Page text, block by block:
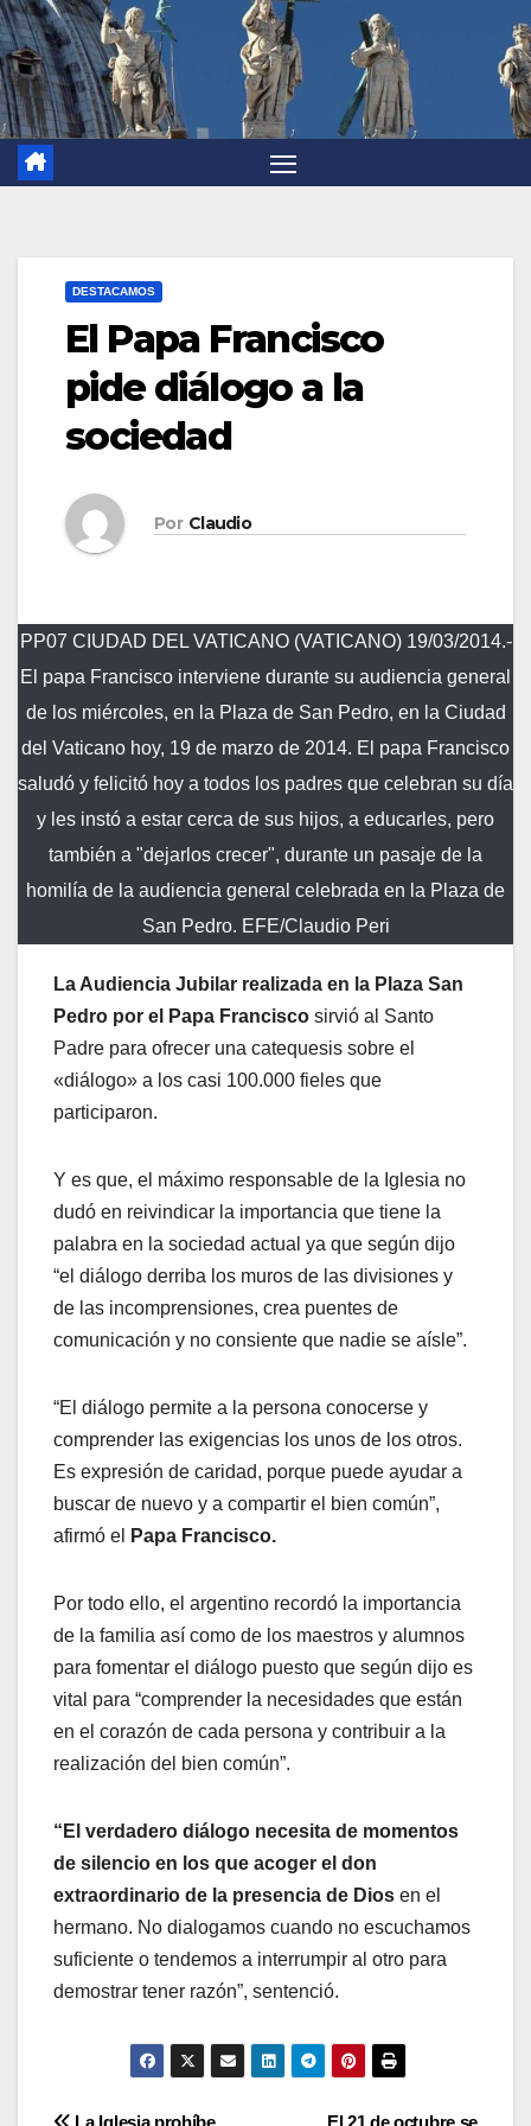
DESTACAMOS
El Papa Francisco
pide diálogo a la
sociedad
Por Claudio
PP07 CIUDAD DEL VATICANO (VATICANO) 19/03/2014.-
El papa Francisco interviene durante su audiencia general
de los miércoles, en la Plaza de San Pedro, en la Ciudad
del Vaticano hoy, 19 de marzo de 2014. El papa Francisco
saludó y felicitó hoy a todos los padres que celebran su día
y les instó a estar cerca de sus hijos, a educarles, pero
también a "dejarlos crecer", durante un pasaje de la
homilía de la audiencia general celebrada en la Plaza de
San Pedro. EFE/Claudio Peri
La Audiencia Jubilar realizada en la Plaza San
Pedro por el Papa Francisco sirvió al Santo
Padre para ofrecer una catequesis sobre el
«diálogo» a los casi 100.000 fieles que
participaron.
Y es que, el máximo responsable de la Iglesia no
dudó en reivindicar la importancia que tiene la
palabra en la sociedad actual ya que según dijo
“el diálogo derriba los muros de las divisiones y
de las incomprensiones, crea puentes de
comunicación y no consiente que nadie se aísle”.
“El diálogo permite a la persona conocerse y
comprender las exigencias los unos de los otros.
Es expresión de caridad, porque puede ayudar a
buscar de nuevo y a compartir el bien común”,
afirmó el
Papa Francisco.
Por todo ello, el argentino recordó la importancia
de la familia así como de los maestros y alumnos
para fomentar el diálogo puesto que según dijo es
vital para “comprender la necesidades que están
en el corazón de cada persona y contribuir a la
realización del bien común”.
“El verdadero diálogo necesita de momentos
de silencio en los que acoger el don
extraordinario de la presencia de Dios en el
hermano. No dialogamos cuando no escuchamos
suficiente o tendemos a interrumpir al otro para
demostrar tener razón”, sentenció.
El 21 de octubre se
La Iglesia prohíbe